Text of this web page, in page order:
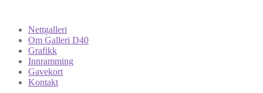
Nettgalleri
Om Galleri D40
Grafikk
Innramming
Gavekort
Kontakt